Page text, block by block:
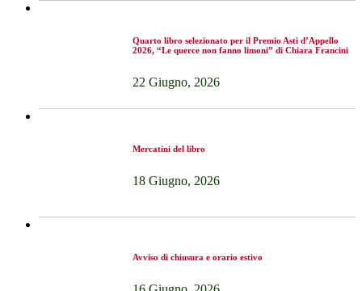
Quarto libro selezionato per il Premio Asti d’Appello
2026, “Le querce non fanno limoni” di Chiara Francini
22 Giugno, 2026
Mercatini del libro
18 Giugno, 2026
Avviso di chiusura e orario estivo